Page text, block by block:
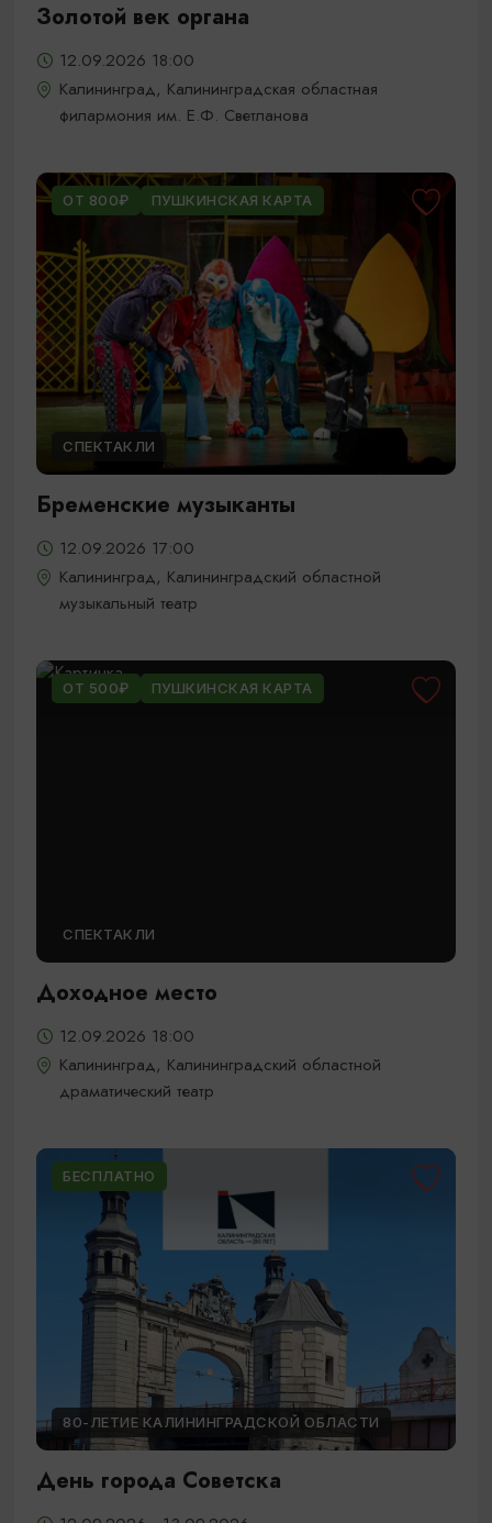
Золотой век органа
12.09.2026 18:00
Калининград, Калининградская областная
филармония им. Е.Ф. Светланова
ОТ 800₽ ПУШКИНСКАЯ КАРТА
СПЕКТАКЛИ
Бременские музыканты
12.09.2026 17:00
Калининград, Калининградский областной
музыкальный театр
ОТ 500₽ ПУШКИНСКАЯ КАРТА
СПЕКТАКЛИ
Доходное место
12.09.2026 18:00
Калининград, Калининградский областной
драматический театр
БЕСПЛАТНО
80-ЛЕТИЕ КАЛИНИНГРАДСКОЙ ОБЛАСТИ
День города Советска